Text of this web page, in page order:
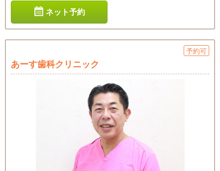
ネット予約
予約可
あーす歯科クリニック